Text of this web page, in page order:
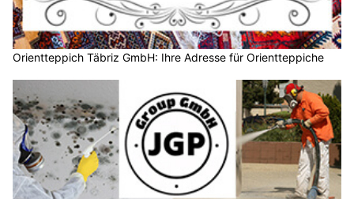
Orientteppich Täbriz GmbH: Ihre Adresse für Orientteppiche